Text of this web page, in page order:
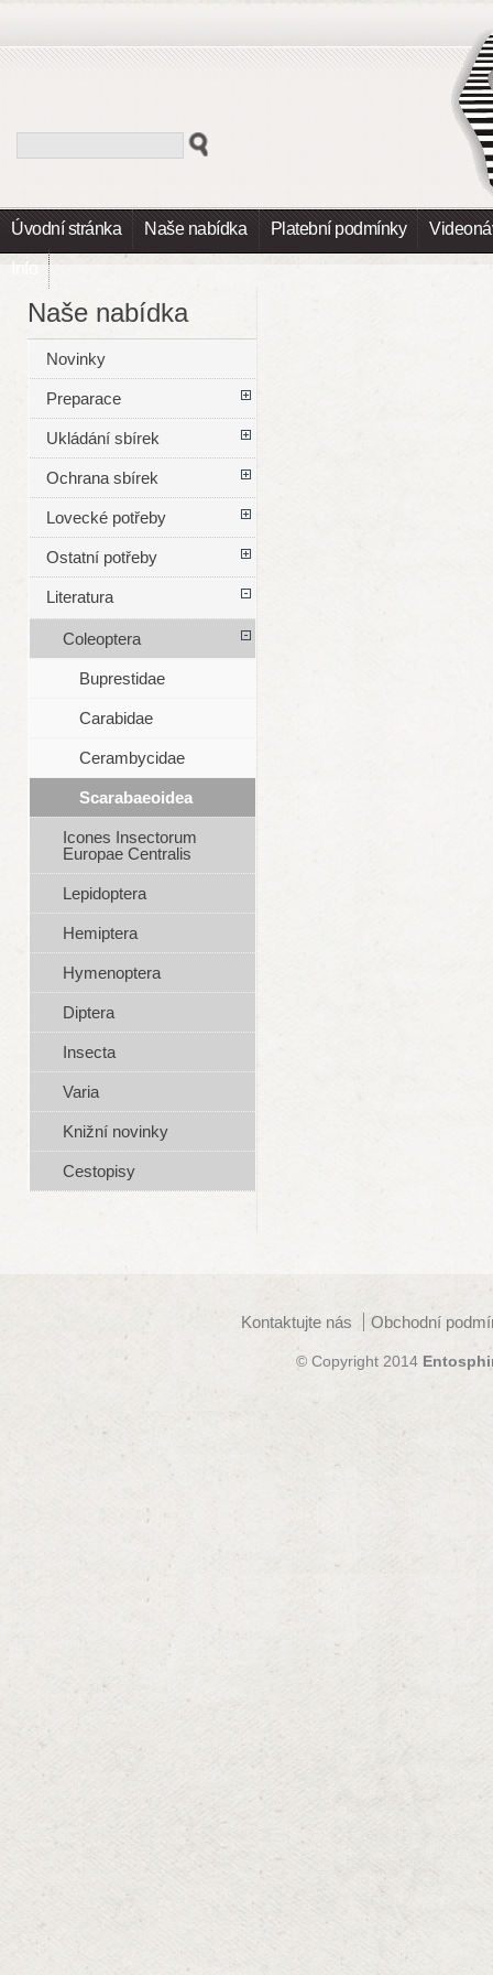
Úvodní stránka Naše nabídka Platební podmínky
Info
Naše nabídka
Novinky
Preparace
Ukládání sbírek
Ochrana sbírek
Lovecké potřeby
Ostatní potřeby
Literatura
Coleoptera
Buprestidae
Carabidae
Cerambycidae
Scarabaeoidea
Icones Insectorum
Europae Centralis
Lepidoptera
Hemiptera
Hymenoptera
Diptera
Insecta
Varia
Knižní novinky
Cestopisy
Kontaktujte nás Obchodní
© Copyright 2014